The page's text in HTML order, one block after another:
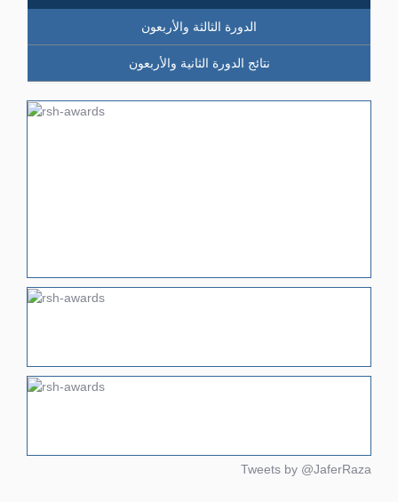
الدورة الثالثة والأربعون
نتائج الدورة الثانية والأربعون
Tweets by @JaferRaza